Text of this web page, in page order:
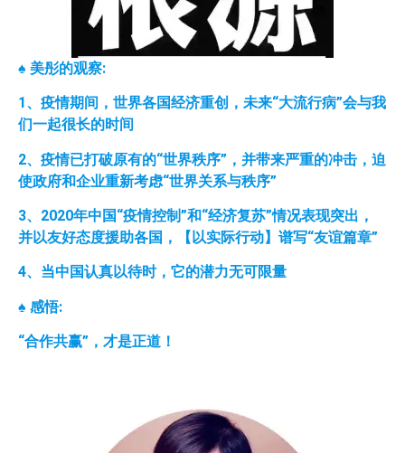
♠ 美彤的观察:
1、疫情期间，世界各国经济重创，未来“大流行病”会与我
们一起很长的时间
2、疫情已打破原有的“世界秩序”，并带来严重的冲击，迫
使政府和企业重新考虑“世界关系与秩序”
3、2020年中国“疫情控制”和“经济复苏”情况表现突出，
并以友好态度援助各国，【以实际行动】谱写“友谊篇章”
4、当中国认真以待时，它的潜力无可限量
♠ 感悟:
“合作共赢”，才是正道！